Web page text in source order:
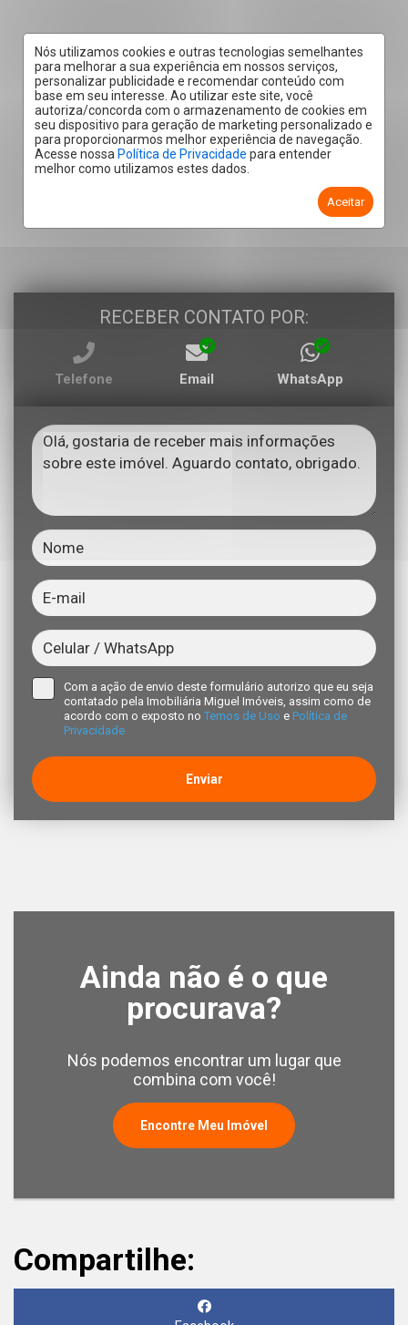
Nós utilizamos cookies e outras tecnologias semelhantes
para melhorar a sua experiência em nossos serviços,
personalizar publicidade e recomendar conteúdo com
base em seu interesse. Ao utilizar este site, você
autoriza/concorda com o armazenamento de cookies em
seu dispositivo para geração de marketing personalizado e
para proporcionarmos melhor experiência de navegação.
Acesse nossa Política de Privacidade para entender
melhor como utilizamos estes dados.
Aceitar
RECEBER CONTATO POR:
Telefone Email WhatsApp
Com a ação de envio deste formulário autorizo que eu seja
contatado pela Imobiliária Miguel Imóveis, assim como de
acordo com o exposto no Temos de Uso e Política de
Privacidade
Enviar
Ainda não é o que
procurava?
Nós podemos encontrar um lugar que
combina com você!
Encontre Meu Imóvel
Compartilhe: